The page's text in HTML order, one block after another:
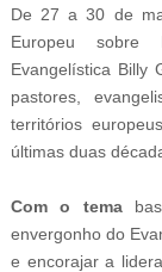
De 27 a 30 de
Europeu sobre
Evangelística Billy
pastores,
territórios
últimas duas
Com o tema
envergonho do
e encorajar a